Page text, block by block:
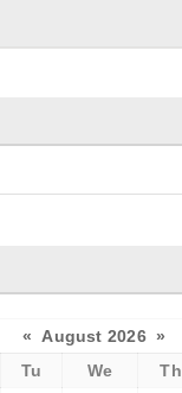
Декоративная
Уходовая
« August 2026 »
Tu We Th